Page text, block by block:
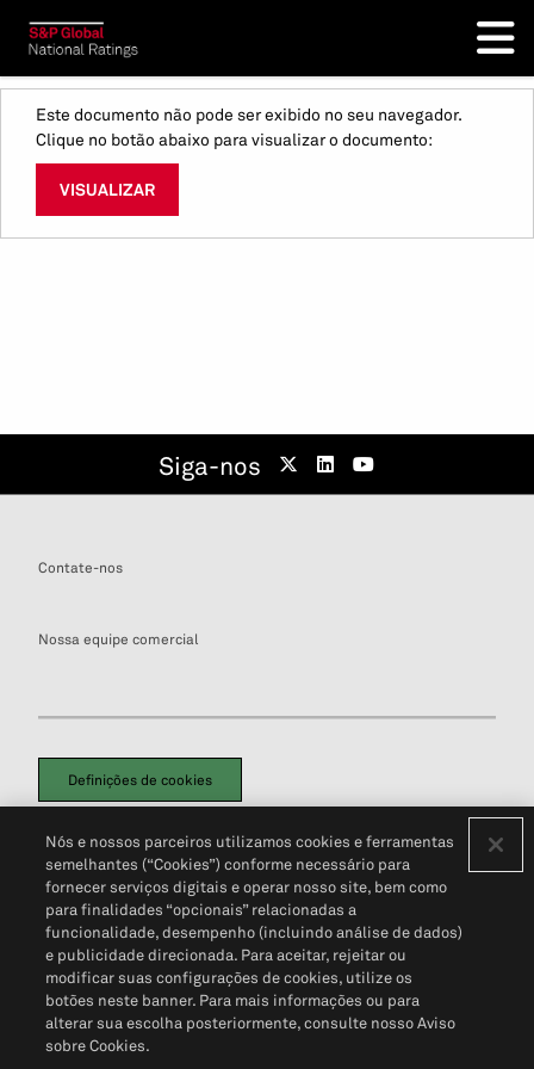
Este documento não pode ser exibido no seu navegador.
Clique no botão abaixo para visualizar o documento:
VISUALIZAR
Siga-nos
Contate-nos
Nossa equipe comercial
Definições de cookies
Política de PrivacidadePortal de privacidade do cliente (em inglês)
Não Venda Minhas Informações Pessoais© 2026 S&P Global
Nós e nossos parceiros utilizamos cookies e ferramentas
semelhantes (“Cookies”) conforme necessário para
fornecer serviços digitais e operar nosso site, bem como
para finalidades “opcionais” relacionadas a
funcionalidade, desempenho (incluindo análise de dados)
e publicidade direcionada. Para aceitar, rejeitar ou
modificar suas configurações de cookies, utilize os
botões neste banner. Para mais informações ou para
alterar sua escolha posteriormente, consulte nosso Aviso
sobre Cookies.